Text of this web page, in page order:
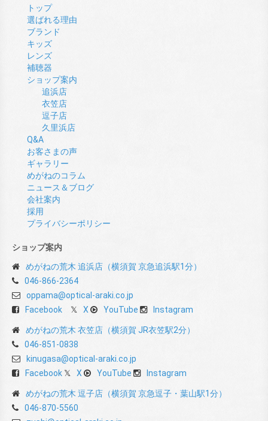
トップ
選ばれる理由
ブランド
キッズ
レンズ
補聴器
ショップ案内
追浜店
衣笠店
逗子店
久里浜店
Q&A
お客さまの声
ギャラリー
めがねのコラム
ニュース＆ブログ
会社案内
採用
プライバシーポリシー
ショップ案内
めがねの荒木 追浜店（横須賀 京急追浜駅1分）
046-866-2364
oppama@optical-araki.co.jp
Facebook
X YouTube Instagram
めがねの荒木 衣笠店（横須賀 JR衣笠駅2分）
046-851-0838
kinugasa@optical-araki.co.jp
Facebook
X YouTube Instagram
めがねの荒木 逗子店（横須賀 京急逗子・葉山駅1分）
046-870-5560